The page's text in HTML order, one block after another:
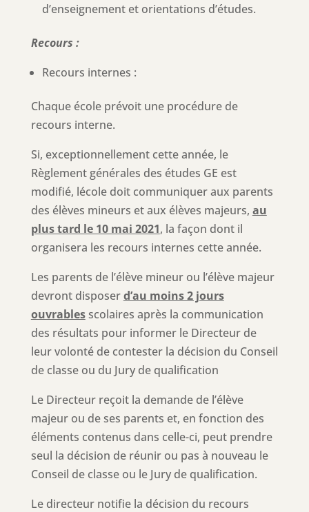
d’enseignement et orientations d’études.
Recours :
Recours internes :
Chaque école prévoit une procédure de
recours interne.
Si, exceptionnellement cette année, le
Règlement générales des études GE est
modifié, lécole doit communiquer aux parents
des élèves mineurs et aux élèves majeurs, au
plus tard le 10 mai 2021, la façon dont il
organisera les recours internes cette année.
Les parents de l’élève mineur ou l’élève majeur
devront disposerd’au moins 2 jours
ouvrablesscolaires après la communication
des résultats pour informer le Directeur de
leur volonté de contester la décision du Conseil
de classe ou du Jury de qualification
Le Directeur reçoit la demande de l’élève
majeur ou de ses parents et, en fonction des
éléments contenus dans celle-ci, peut prendre
seul la décision de réunir ou pas à nouveau le
Conseil de classe ou le Jury de qualification.
Le directeur notifie la décision du recours